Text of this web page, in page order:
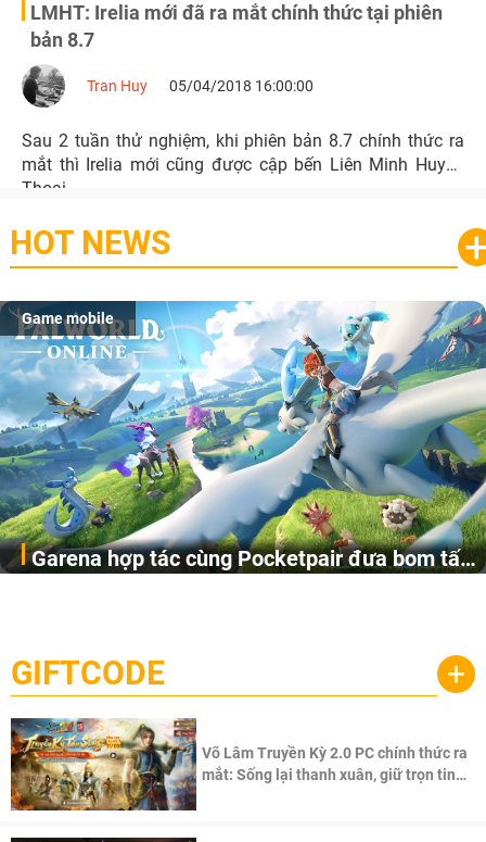
LMHT: Irelia mới đã ra mắt chính thức tại phiên
bản 8.7
Tran Huy 05/04/2018 16:00:00
Sau 2 tuần thử nghiệm, khi phiên bản 8.7 chính thức ra
mắt thì Irelia mới cũng được cập bến Liên Minh Huyền
Thoại.
HOT NEWS
Game mobile
Garena hợp tác cùng Pocketpair đưa bom tấn
cầu, theo giấy phép chính thức từ công ty game Nhật Bản
Pocketpair, Inc.
GIFTCODE +
Võ Lâm Truyền Kỳ 2.0 PC chính thức ra
mắt: Sống lại thanh xuân, giữ trọn tinh